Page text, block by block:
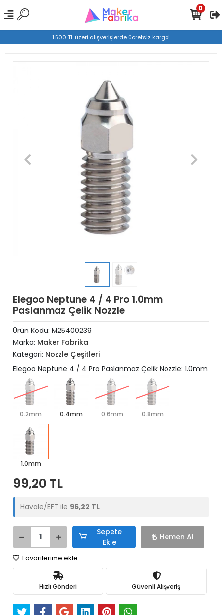
1.500 TL üzeri alışverişlerde ücretsiz kargo!
0
Elegoo Neptune 4 / 4 Pro 1.0mm
Paslanmaz Çelik Nozzle
Ürün Kodu: M25400239
Marka: Maker Fabrika
Kategori: Nozzle Çeşitleri
Elegoo Neptune 4 / 4 Pro Paslanmaz Çelik Nozzle: 1.0mm
0.2mm 0.4mm 0.6mm 0.8mm
1.0mm
99,20 TL
Havale/EFT ile 96,22 TL
Sepete
Ekle
Hemen Al
Favorilerime ekle
Hızlı Gönderi Güvenli Alışveriş